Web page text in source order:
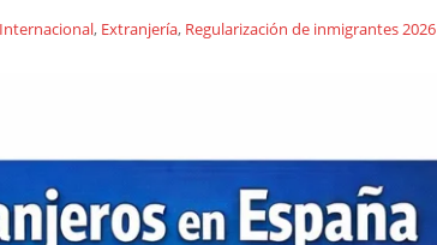
, Extranjería, Regularización de inmigrantes 2026